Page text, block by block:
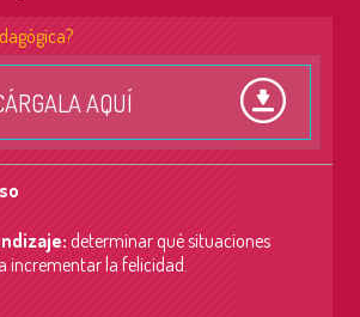
AQUÍ
determinar qué situaciones
incrementar la felicidad.